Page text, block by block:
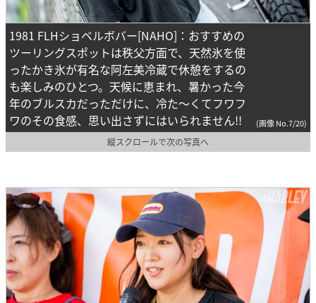
1981 FLHショベルボバー[NAHO]：おすすめの
ツーリングスポットは秩父方面で、天然氷を使
ったかき氷が有名な阿左美冷蔵で休憩をするの
も楽しみのひとつ。天候に恵まれ、暑かった今
年のブルスカだっただけに、冷た～くてフワフ
ワのその食感、思い出さずにはいられません!!
(画像 No.7/20)
縦スクロールで次の写真へ